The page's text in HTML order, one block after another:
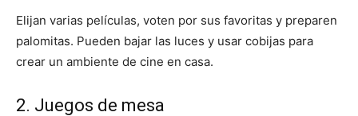
Elijan varias películas, voten por sus favoritas y preparen
palomitas. Pueden bajar las luces y usar cobijas para
crear un ambiente de cine en casa.
2. Juegos de mesa